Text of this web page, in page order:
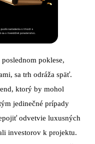
poslednom poklese,
sa trh odráža späť.
ktorý by mohol
jedinečné prípady
odvetvie luxusných
investorov k projektu.